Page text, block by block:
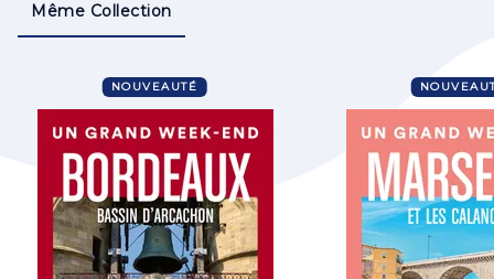
Même Collection
NOUVEAUTÉ